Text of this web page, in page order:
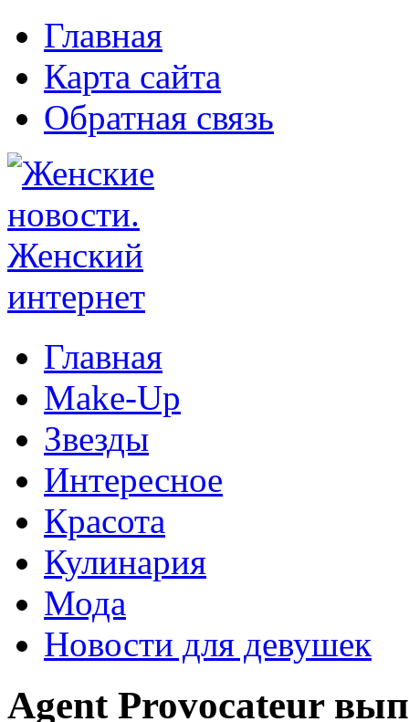
Главная
Карта сайта
Обратная связь
Главная
Make-Up
Звезды
Интересное
Красота
Кулинария
Мода
Новости для девушек
Agent Provocateur